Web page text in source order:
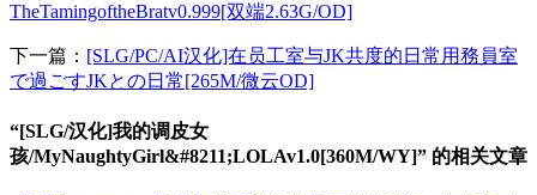
TheTamingoftheBratv0.999[双端2.63G/OD]
下一篇： [SLG/PC/AI汉化]在员工室与JK共度的日常用務員室
で過ごすJKとの日常[265M/微云OD]
“[SLG/汉化]我的调皮女
孩/MyNaughtyGirl&#8211;LOLAv1.0[360M/WY]” 的相关文章